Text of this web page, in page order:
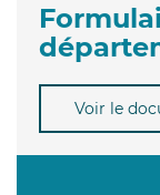
Voir le